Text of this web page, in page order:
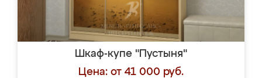
Шкаф-купе "Пустыня"
Цена: от 41 000 руб.